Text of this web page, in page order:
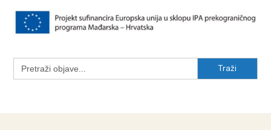
Search
for: